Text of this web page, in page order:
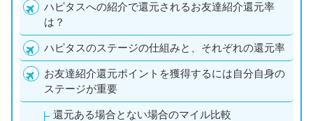
ハピタスへの紹介で還元されるお友達紹介還元率
は？
ハピタスのステージの仕組みと、それぞれの還元率
お友達紹介還元ポイントを獲得するには自分自身の
ステージが重要
還元ある場合とない場合のマイル比較